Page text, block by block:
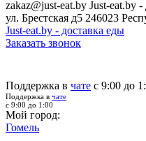
zakaz@just-eat.by Just-eat.by
ул. Брестская д5 246023
Just-eat.by - доставка еды
Заказать звонок
Поддержка в чате с 9:00 до
Поддержка в чате
с 9:00 до 1:00
Мой город:
Гомель